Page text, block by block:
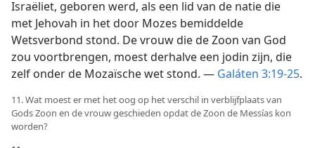
Israëliet, geboren werd, als een lid van de natie die
met Jehovah in het door Mozes bemiddelde
Wetsverbond stond. De vrouw die de Zoon van God
zou voortbrengen, moest derhalve een jodin zijn, die
zelf onder de Mozaïsche wet stond. — Galáten 3:19-25.
11. Wat moest er met het oog op het verschil in verblijfplaats van
Gods Zoon en de vrouw geschieden opdat de Zoon de Messías kon
worden?